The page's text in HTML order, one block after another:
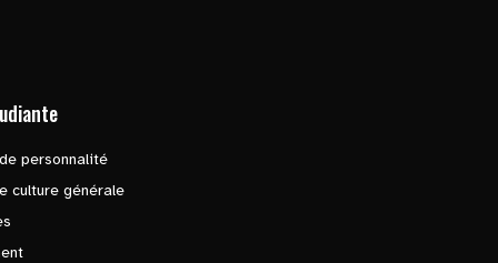
personnalité
culture générale